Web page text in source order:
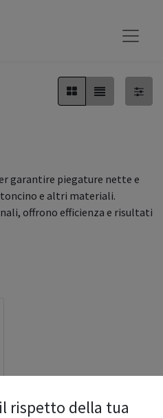
garantire piegature nette e
e altri materiali.
offrono efficienza e risultati
rispetto della tua